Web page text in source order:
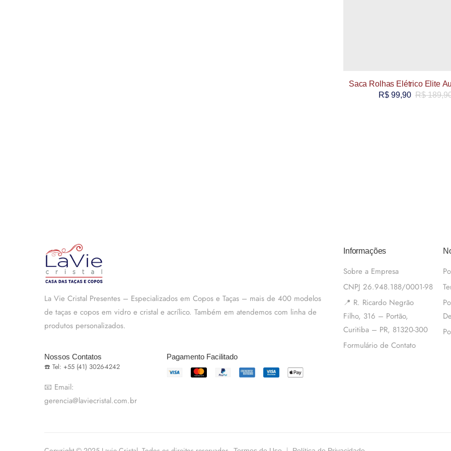
Saca Rolhas Elétrico Elite
R$
R$99,90
La Vie Cristal Presentes – Especializados em Copos e Taças – mais de 400 modelos
de taças e copos em vidro e cristal e acrílico. Também em atendemos com linha de
produtos personalizados.
Nossos Contatos
☎️ Tel: +55 (41) 3026-4242
📧 Email:
gerencia@laviecristal.com.br
Pagamento Facilitado
Informações
Sobre a Empresa
CNPJ 26.948.188/0001-98
📍 R. Ricardo Negrão
Filho, 316 – Portão,
Curitiba – PR, 81320-300
Formulário de Contato